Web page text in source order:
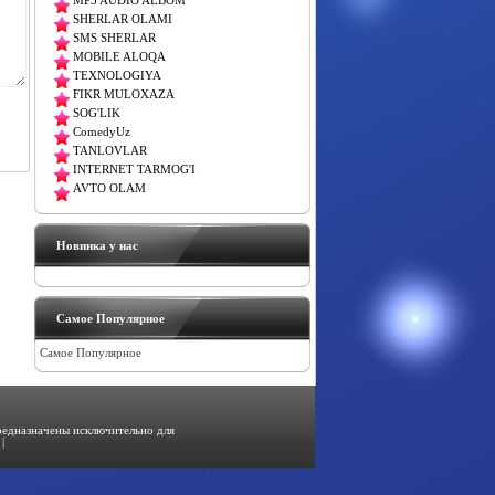
SHERLAR OLAMI
SMS SHERLAR
MOBILE ALOQA
TEXNOLOGIYA
FIKR MULOXAZA
SOG'LIK
ComedyUz
TANLOVLAR
INTERNET TARMOG'I
AVTO OLAM
Новинка у нас
Самое Популярное
Самое Популярное
исключительно для